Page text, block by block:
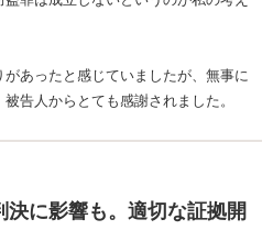
あったと感じていましたが、無事に
告人からとても感謝されました。
に影響も。適切な証拠開